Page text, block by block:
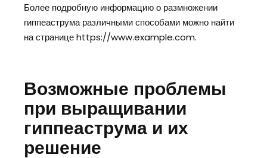
Более подробную информацию о размножении
гиппеаструма различными способами можно найти
на странице https://www.example.com.
Возможные проблемы
при выращивании
гиппеаструма и их
решение